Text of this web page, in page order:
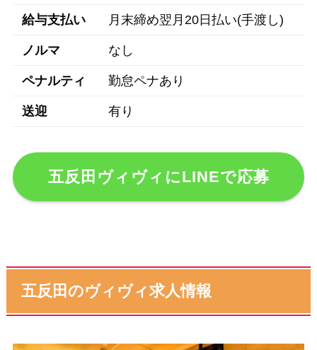
給与支払い 月末締め翌月20日払い(手渡し)
ノルマ なし
ペナルティ 勤怠ペナあり
送迎 有り
五反田ヴィヴィにLINEで応募
五反田のヴィヴィ求人情報